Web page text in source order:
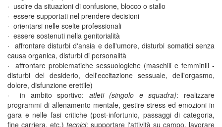
· uscire da situazioni di confusione, blocco o stallo
· essere supportati nel prendere decisioni
· orientarsi nelle scelte professionali
· essere sostenuti nella genitorialità
· affrontare disturbi d'ansia e dell'umore, disturbi somatici senza
causa organica, disturbi di personalità
· affrontare problematiche sessuologiche (maschili e femminili -
disturbi del desiderio, dell'eccitazione sessuale, dell'orgasmo,
dolore, disfunzione erettile)
· in ambito sportivo: atleti (singolo e squadra): realizzare
programmi di allenamento mentale, gestire stress ed emozioni in
gara e nelle fasi critiche (post-infortunio, passaggi di categoria,
fine carriera, etc.) tecnici: supportare l'attività su campo, lavorare